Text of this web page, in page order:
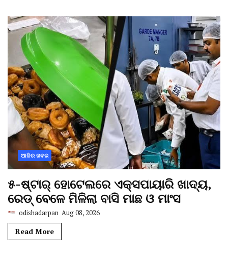
ଆଜିର ଖବର
୫-ଷ୍ଟାର୍ ହୋଟେଲରେ ଏକ୍ସପାୟାରି ଖାଦ୍ୟ,
ରେଡ୍ ବେଳେ ମିଳିଲା ବାସି ମାଛ ଓ ମାଂସ
odishadarpan Aug 08, 2026
Read More